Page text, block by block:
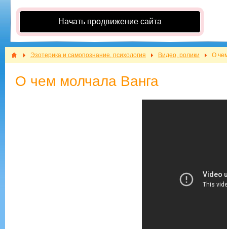
Начать продвижение сайта
Эзотерика и самопознание, психология Видео, ролики О
О чем молчала Ванга